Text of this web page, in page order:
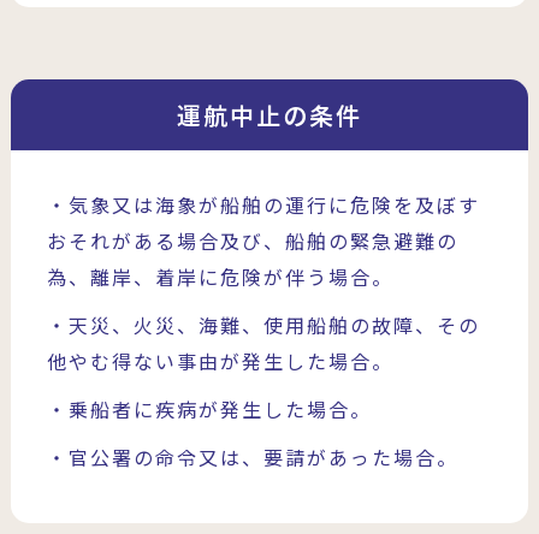
運航中止の条件
・気象又は海象が船舶の運行に危険を及ぼす
おそれがある場合及び、船舶の緊急避難の
為、離岸、着岸に危険が伴う場合。
・天災、火災、海難、使用船舶の故障、その
他やむ得ない事由が発生した場合。
・乗船者に疾病が発生した場合。
・官公署の命令又は、要請があった場合。